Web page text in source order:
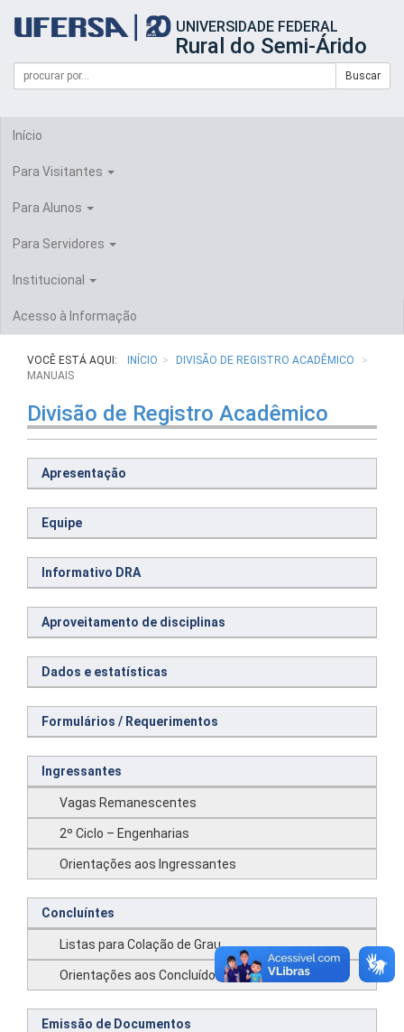
portal
UFERSA
UNIVERSIDADE FEDERAL
Rural do Semi-Árido
Formulário
Busca
Campo
de
Buscar
Início
Para Visitantes
Para Alunos
Para Servidores
Institucional
Acesso à Informação
VOCÊ ESTÁ AQUI: INÍCIO
DIVISÃO DE REGISTRO ACADÊMICO
MANUAIS
Divisão de Registro Acadêmico
Apresentação
Equipe
Informativo DRA
Aproveitamento de disciplinas
Dados e estatísticas
Formulários / Requerimentos
Ingressantes
Vagas Remanescentes
2º Ciclo – Engenharias
Orientações aos Ingressantes
Concluíntes
Listas para Colação de Grau
Orientações aos Concluídos
Emissão de Documentos